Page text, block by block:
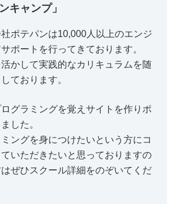
キャンプ」
ポテパンは10,000人以上のエンジ
ポートを行ってきております。
かして実践的なカリキュラムを随
ております。
グラミングを覚えサイトを作りポ
した。
ングを身につけたいという方にコ
いただきたいと思っておりますの
ぜひスクール詳細をのぞいてくだ